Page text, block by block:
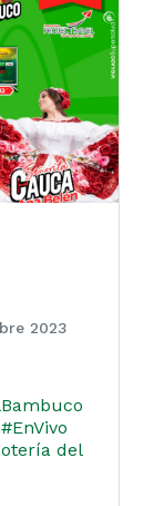
2023
#EnVivo
del